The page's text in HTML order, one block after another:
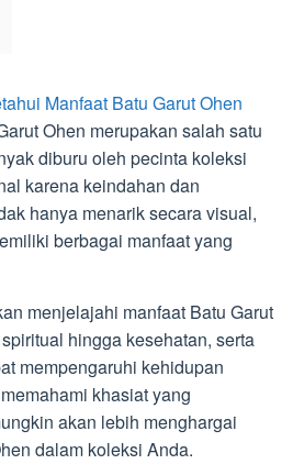
Manfaat Batu Garut Ohen
Ohen merupakan salah satu
diburu oleh pecinta koleksi
karena keindahan dan
hanya menarik secara visual,
berbagai manfaat yang
menjelajahi manfaat Batu Garut
hingga kesehatan, serta
mempengaruhi kehidupan
khasiat yang
akan lebih menghargai
dalam koleksi Anda.